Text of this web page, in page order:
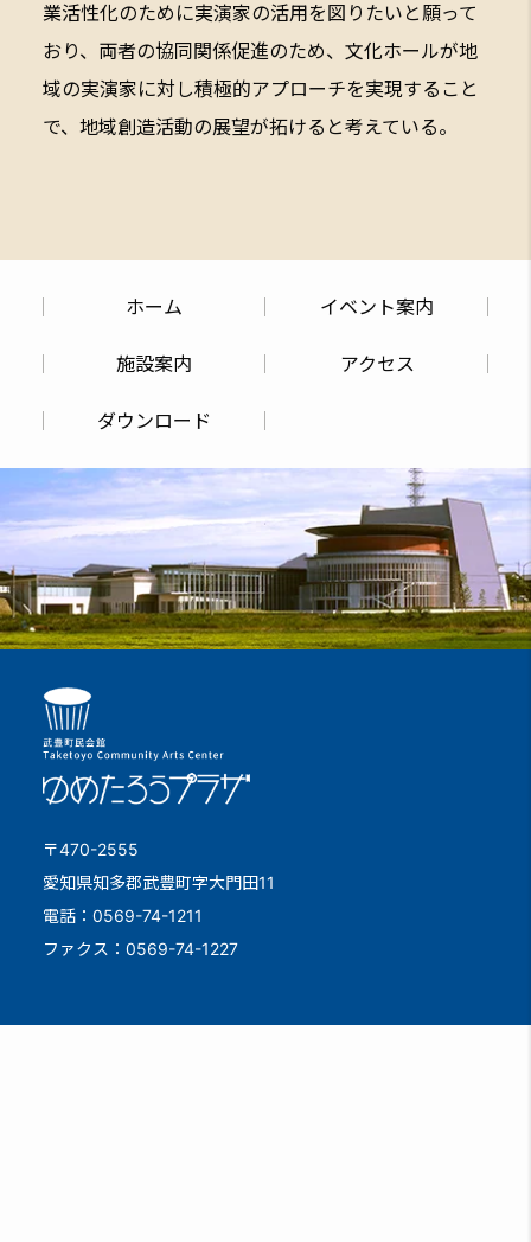
業活性化のために実演家の活用を図りたいと願って
おり、両者の協同関係促進のため、文化ホールが地
域の実演家に対し積極的アプローチを実現すること
で、地域創造活動の展望が拓けると考えている。
ホーム イベント案内
施設案内 アクセス
ダウンロード
〒470-2555
愛知県知多郡武豊町字大門田11
電話：0569-74-1211
ファクス：0569-74-1227